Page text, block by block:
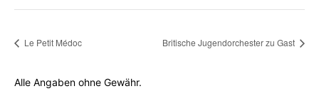
Le Petit Médoc Britische Jugendorchester zu Gast
Alle Angaben ohne Gewähr.